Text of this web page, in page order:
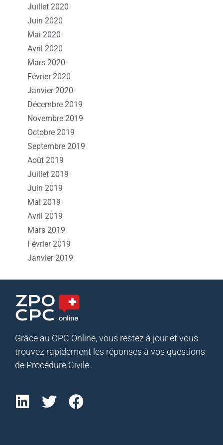
Juillet 2020
Juin 2020
Mai 2020
Avril 2020
Mars 2020
Février 2020
Janvier 2020
Décembre 2019
Novembre 2019
Octobre 2019
Septembre 2019
Août 2019
Juillet 2019
Juin 2019
Mai 2019
Avril 2019
Mars 2019
Février 2019
Janvier 2019
Grâce au CPC Online, vous restez à jour et vous
trouvez rapidement les réponses à vos questions
de Procédure Civile.